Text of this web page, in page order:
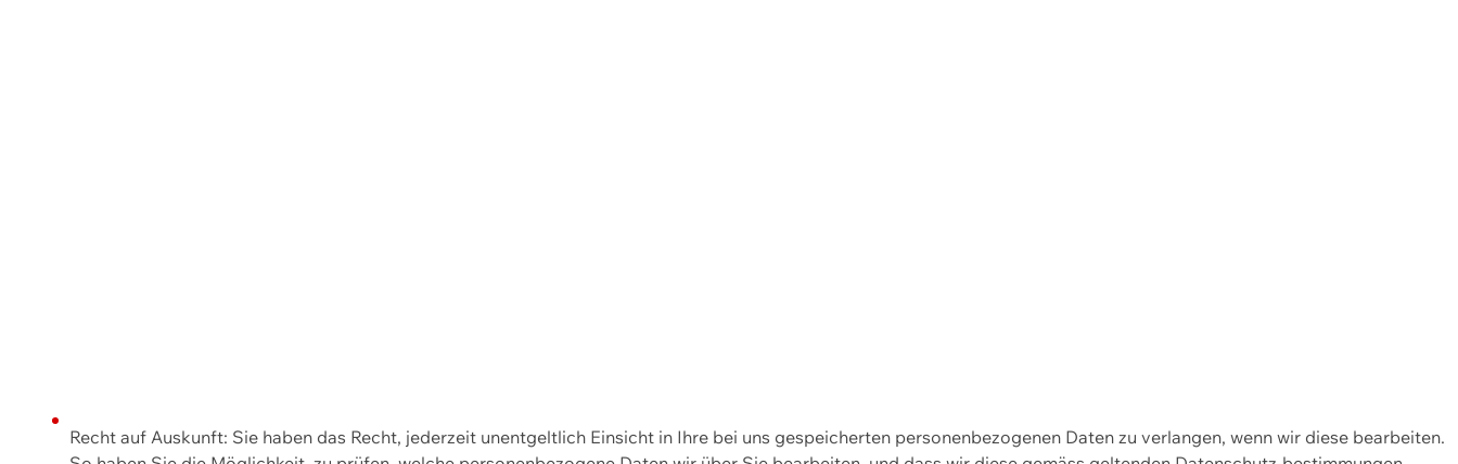
Recht auf Auskunft: Sie haben das Recht, jederzeit unentgeltlich Einsicht in Ihre bei uns gespeicherten personenbezogenen Daten zu verlangen, wenn wir diese bearbeiten.